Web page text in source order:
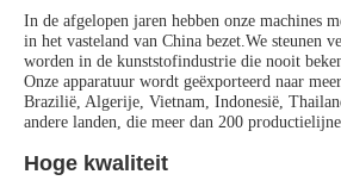
In de afgelopen jaren hebben onze machines
in het vasteland van China bezet.We steunen
worden in de kunststofindustrie die nooit
Onze apparatuur wordt geëxporteerd naar
Brazilië, Algerije, Vietnam, Indonesië,
andere landen, die meer dan 200
Hoge kwaliteit